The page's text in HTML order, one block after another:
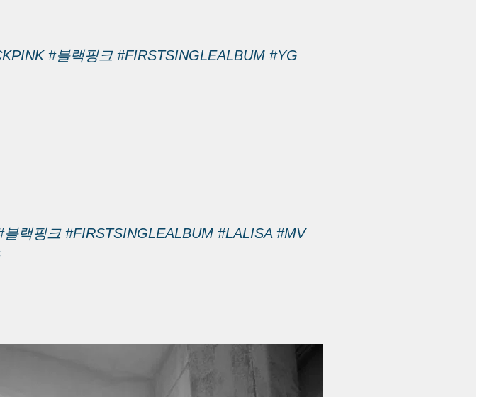
#블랙핑크 #FIRSTSINGLEALBUM #YG
블랙핑크 #FIRSTSINGLEALBUM #LALISA #MV